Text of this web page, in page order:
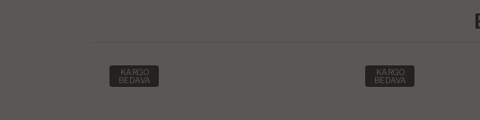
KARGO
BEDAVA
KARGO
BEDAVA